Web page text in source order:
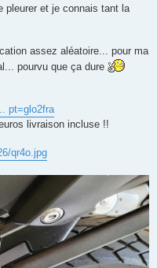
pleurer et je connais tant la
assez aléatoire... pour ma
pourvu que ça dure
pt=glo2fra
livraison incluse !!
qr4o.jpg